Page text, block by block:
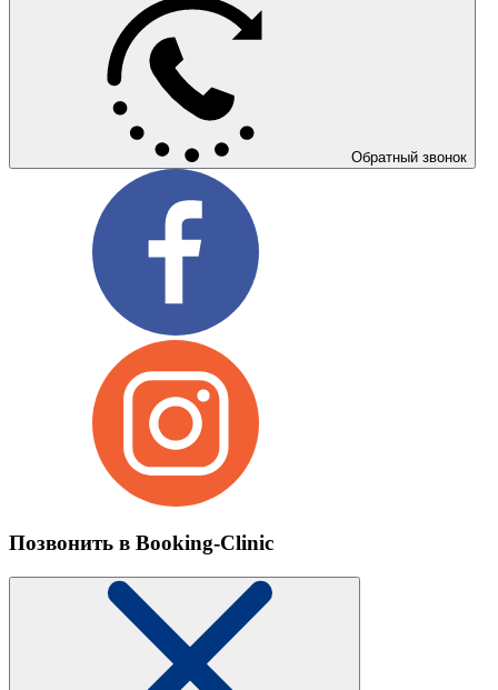
Обратный звонок
Позвонить в Booking-Clinic